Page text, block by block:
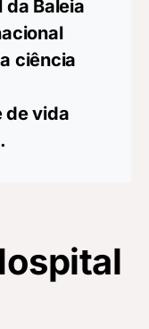
Baleia
ciência
de vida